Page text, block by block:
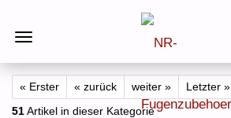
« Erster « zurück weiter »
Letzter »
51Artikel in dieser Kategorie